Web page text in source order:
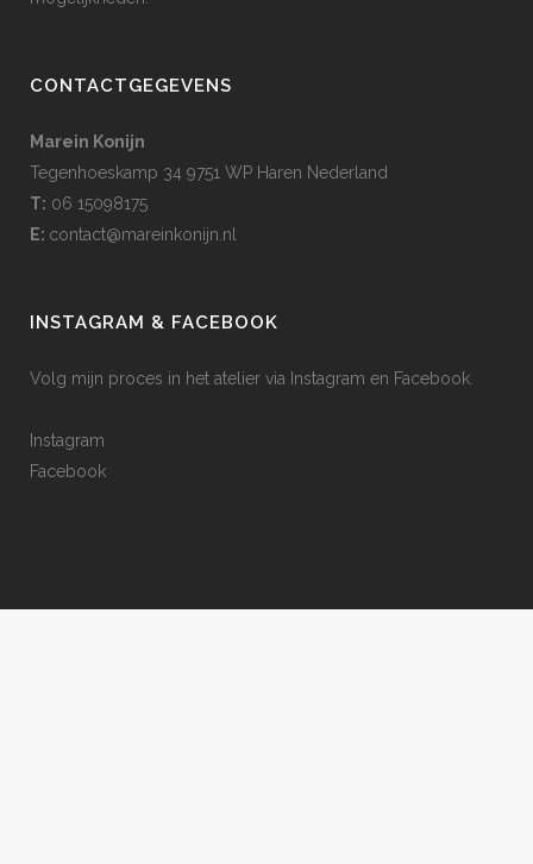
CONTACTGEGEVENS
Marein Konijn
Tegenhoeskamp 34 9751 WP Haren Nederland
T: 06 15098175
E: contact@mareinkonijn.nl
INSTAGRAM & FACEBOOK
Volg mijn proces in het atelier via Instagram en Facebook.
Instagram
Facebook